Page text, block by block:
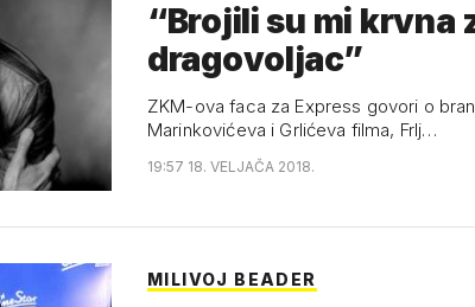
“Brojili su mi krvna
dragovoljac”
ZKM-ova faca za Express govori o
Marinkovićeva i Grlićeva filma, Frlj…
19:57 18. VELJAČA 2018.
MILIVOJ BEADER